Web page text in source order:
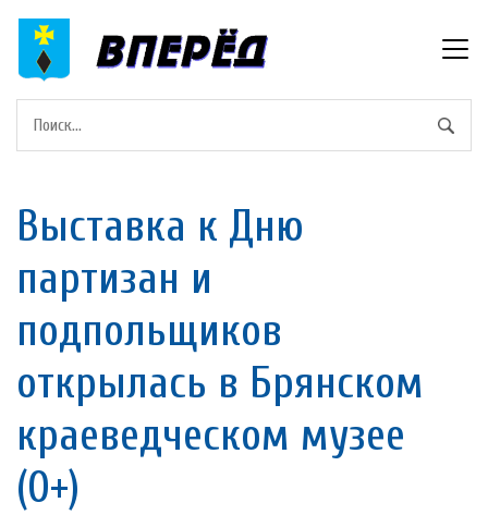
Выставка к Дню
партизан и
подпольщиков
открылась в Брянском
краеведческом музее
(0+)